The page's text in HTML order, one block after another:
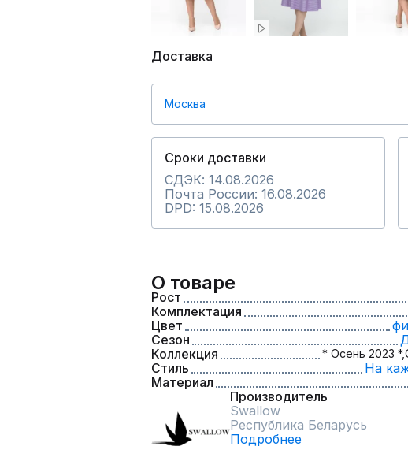
Доставка
Москва
Сроки доставки
СДЭК: 14.08.2026
Почта России: 16.08.2026
DPD: 15.08.2026
О товаре
Рост
Комплектация
Цвет
Сезон
Коллекция
* Осень 2023 *,
Стиль
На
Материал
Производитель
Swallow
Республика Беларусь
Подробнее